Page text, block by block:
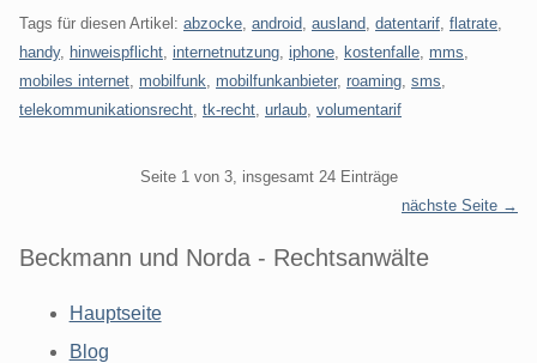
Tags für diesen Artikel: abzocke android ausland datentarif flatrate
handy, hinweispflicht internetnutzung iphone kostenfalle mms
mobiles internet mobilfunk mobilfunkanbieter, roaming sms
telekommunikationsrecht tk-recht urlaub volumentarif
Seite 1 von 3, insgesamt 24 Einträge
nächste Seite →
Beckmann und Norda - Rechtsanwälte
Hauptseite
Blog